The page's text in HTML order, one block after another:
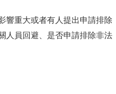
重大或者有人提出申請排除
人員回避、是否申請排除非法